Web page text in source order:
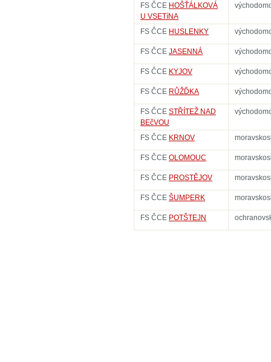
FS ČCE HOŠŤÁLKOVÁ
U VSETíNA
FS ČCE HUSLENKY
FS ČCE JASENNÁ
FS ČCE KYJOV
FS ČCE RŮŽĎKA
FS ČCE STŘÍTEŽ NAD
BEčVOU
FS ČCE KRNOV
FS ČCE OLOMOUC
FS ČCE PROSTĚJOV
FS ČCE ŠUMPERK
FS ČCE POTŠTEJN